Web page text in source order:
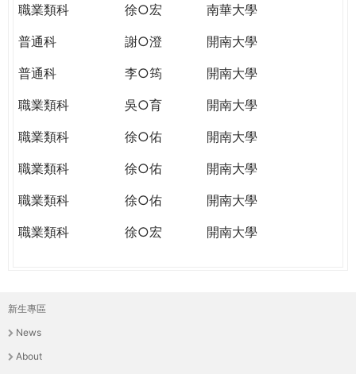
職業類科
徐○宏
南華大學
普通科
謝○澄
開南大學
普通科
李○筠
開南大學
職業類科
吳○育
開南大學
職業類科
徐○佑
開南大學
職業類科
徐○佑
開南大學
職業類科
徐○佑
開南大學
職業類科
徐○宏 開南大學
主
選
新生專區
News
About